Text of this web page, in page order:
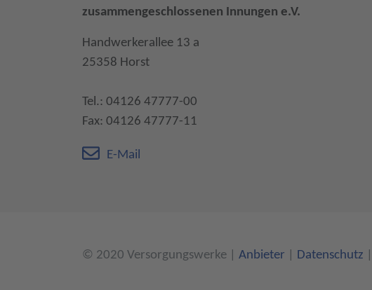
zusammengeschlossenen Innungen e.V.
Handwerkerallee 13 a
25358 Horst
Tel.: 04126 47777-00
Fax: 04126 47777-11
E-Mail
© 2020 Versorgungswerke Anbieter Datenschutz